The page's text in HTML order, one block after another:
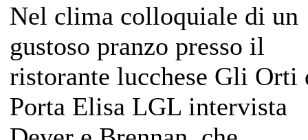
Nel clima colloquiale di un
gustoso pranzo presso il
ristorante lucchese Gli Orti
Porta Elisa LGL intervista